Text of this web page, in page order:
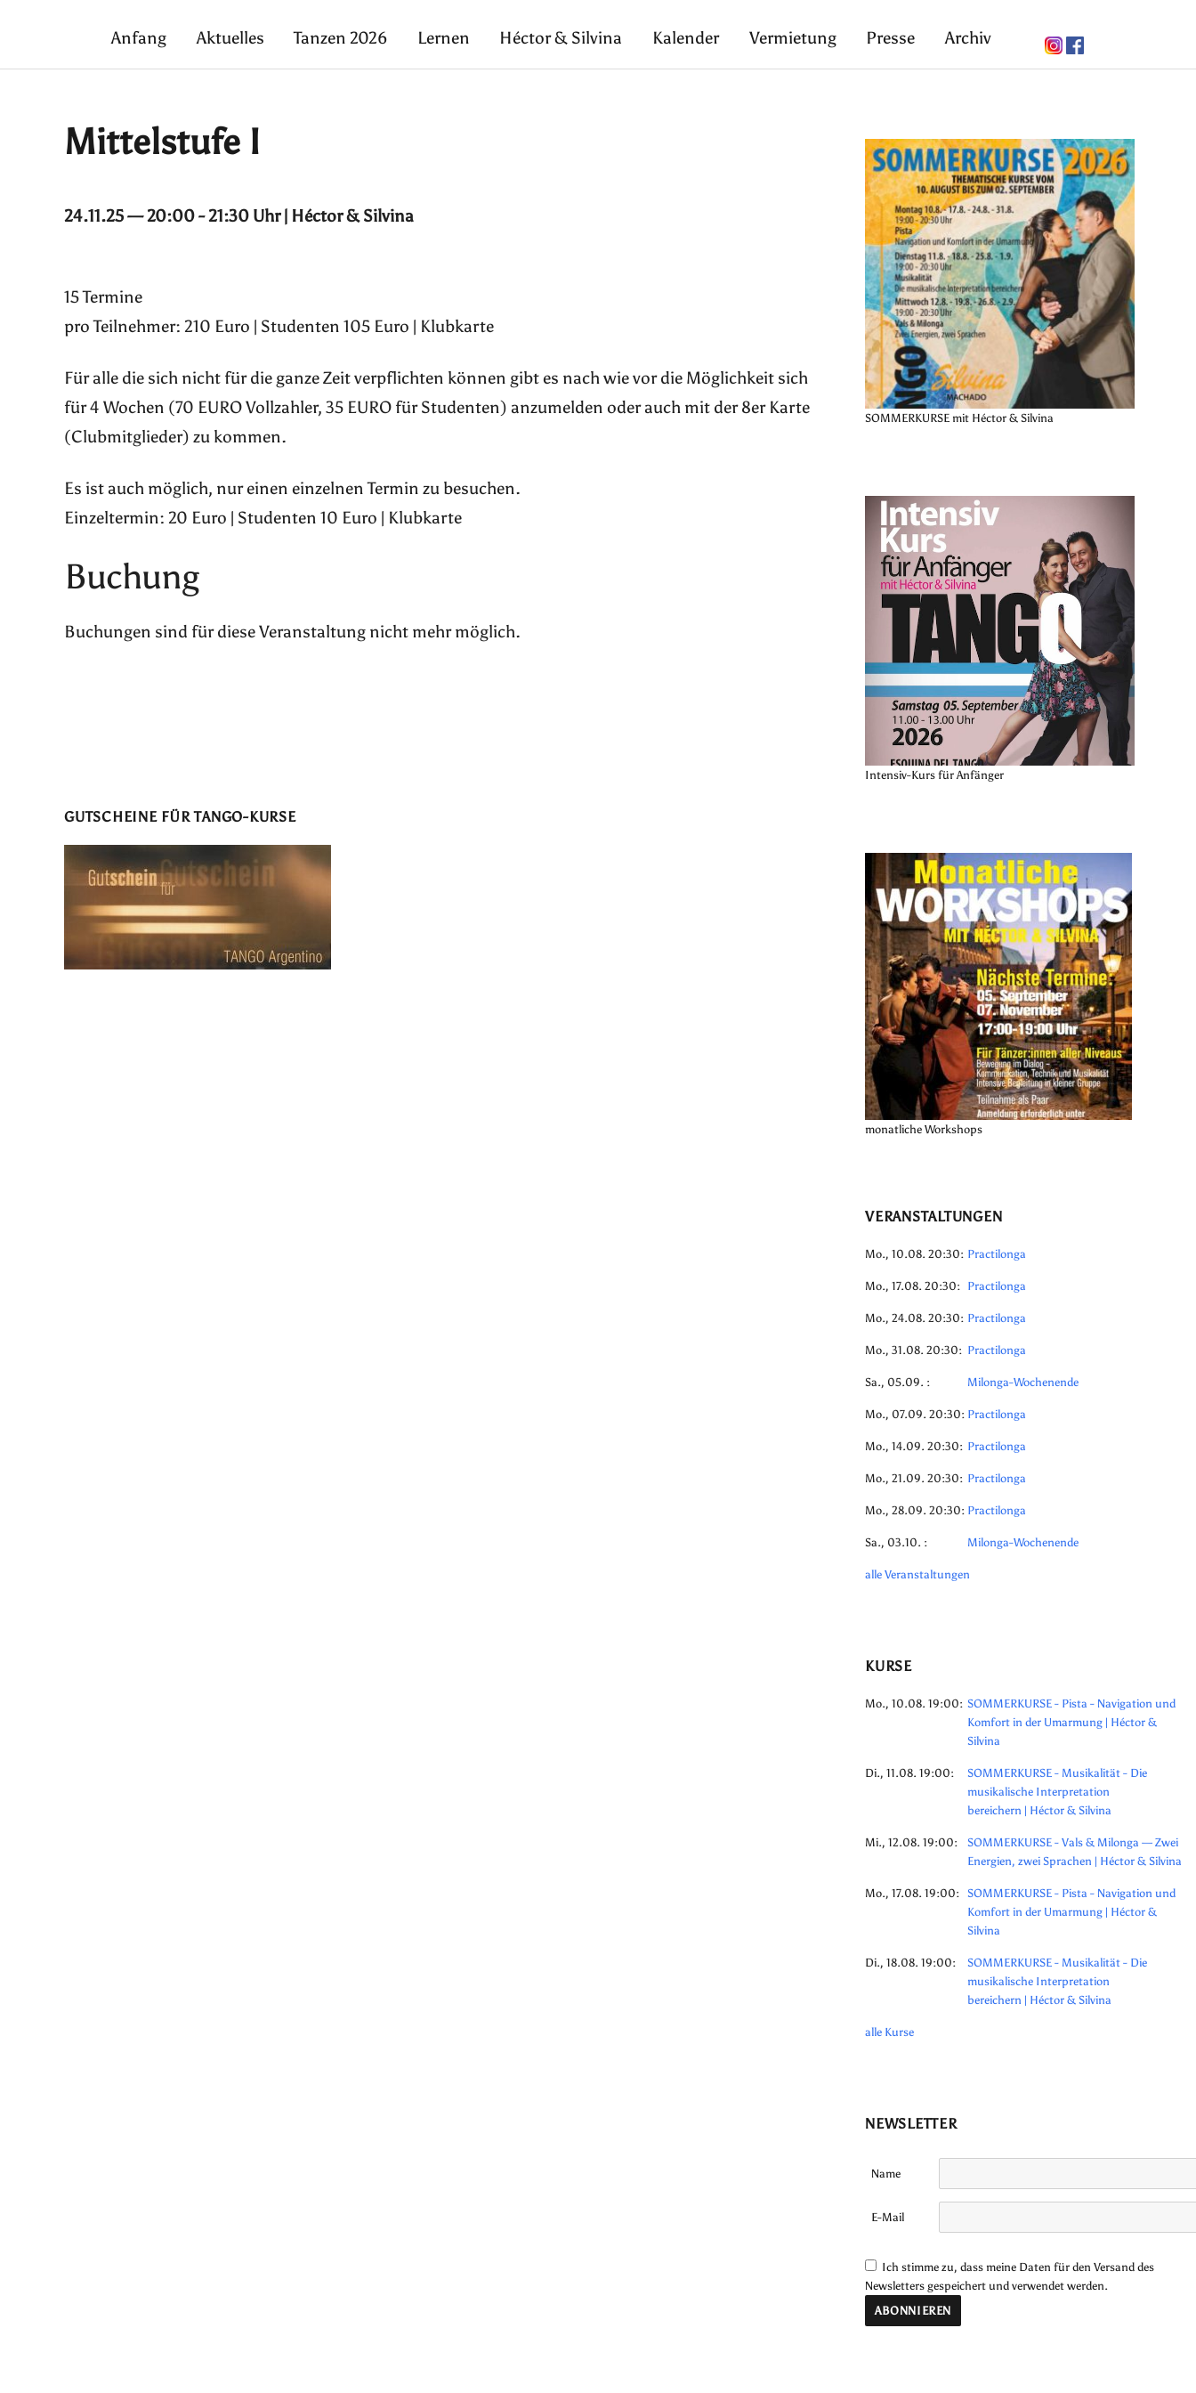
Anfang Aktuelles Tanzen 2026 Lernen Héctor & Silvina Kalender Vermietung Presse Archiv
Mittelstufe I
24.11.25 — 20:00 - 21:30 Uhr | Héctor & Silvina
15 Termine
pro Teilnehmer: 210 Euro | Studenten 105 Euro | Klubkarte
Für alle die sich nicht für die ganze Zeit verpflichten können gibt es nach wie vor die Möglichkeit sich
für 4 Wochen (70 EURO Vollzahler, 35 EURO für Studenten) anzumelden oder auch mit der 8er Karte
(Clubmitglieder) zu kommen.
Es ist auch möglich, nur einen einzelnen Termin zu besuchen.
Einzeltermin: 20 Euro | Studenten 10 Euro | Klubkarte
Buchung
Buchungen sind für diese Veranstaltung nicht mehr möglich.
GUTSCHEINE FÜR TANGO-KURSE
SOMMERKURSE mit Héctor & Silvina
Intensiv-Kurs für Anfänger
monatliche Workshops
VERANSTALTUNGEN
Mo., 10.08. 20:30: Practilonga
Mo., 17.08. 20:30: Practilonga
Mo., 24.08. 20:30: Practilonga
Mo., 31.08. 20:30: Practilonga
Sa., 05.09. : Milonga-Wochenende
Mo., 07.09. 20:30: Practilonga
Mo., 14.09. 20:30: Practilonga
Mo., 21.09. 20:30: Practilonga
Mo., 28.09. 20:30: Practilonga
Sa., 03.10. : Milonga-Wochenende
alle Veranstaltungen
KURSE
Mo., 10.08. 19:00: SOMMERKURSE - Pista - Navigation und
Komfort in der Umarmung | Héctor &
Silvina
Di., 11.08. 19:00:
SOMMERKURSE - Musikalität - Die
musikalische Interpretation
bereichern | Héctor & Silvina
Mi., 12.08. 19:00:
SOMMERKURSE - Vals & Milonga — Zwei
Energien, zwei Sprachen | Héctor & Silvina
Mo., 17.08. 19:00: SOMMERKURSE - Pista - Navigation und
Komfort in der Umarmung | Héctor &
Silvina
Di., 18.08. 19:00:
SOMMERKURSE - Musikalität - Die
musikalische Interpretation
bereichern | Héctor & Silvina
alle Kurse
NEWSLETTER
Name
E-Mail
Ich stimme zu, dass meine Daten für den Versand des
Newsletters gespeichert und verwendet werden.